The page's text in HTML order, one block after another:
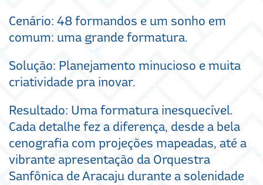
Cenário: 48 formandos e um sonho em
comum: uma grande formatura.
Solução: Planejamento minucioso e muita
criatividade pra inovar.
Resultado: Uma formatura inesquecível.
Cada detalhe fez a diferença, desde a bela
cenografia com projeções mapeadas, até a
vibrante apresentação da Orquestra
Sanfônica de Aracaju durante a solenidade